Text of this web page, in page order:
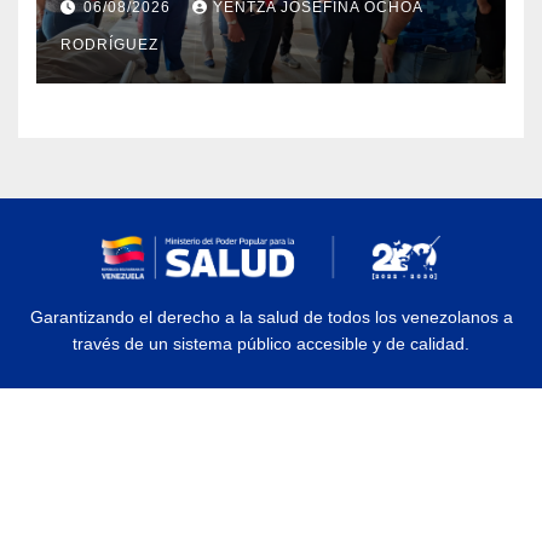
en La Guaira
06/08/2026 YENTZA JOSEFINA OCHOA
RODRÍGUEZ
Garantizando el derecho a la salud de todos los venezolanos a
través de un sistema público accesible y de calidad.